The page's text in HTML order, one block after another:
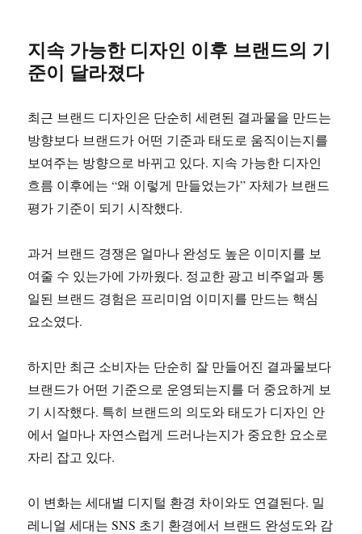
지속 가능한 디자인 이후 브랜드의 기
준이 달라졌다
최근 브랜드 디자인은 단순히 세련된 결과물을 만드는
방향보다 브랜드가 어떤 기준과 태도로 움직이는지를
보여주는 방향으로 바뀌고 있다. 지속 가능한 디자인
흐름 이후에는 “왜 이렇게 만들었는가” 자체가 브랜드
평가 기준이 되기 시작했다.
과거 브랜드 경쟁은 얼마나 완성도 높은 이미지를 보
여줄 수 있는가에 가까웠다. 정교한 광고 비주얼과 통
일된 브랜드 경험은 프리미엄 이미지를 만드는 핵심
요소였다.
하지만 최근 소비자는 단순히 잘 만들어진 결과물보다
브랜드가 어떤 기준으로 운영되는지를 더 중요하게 보
기 시작했다. 특히 브랜드의 의도와 태도가 디자인 안
에서 얼마나 자연스럽게 드러나는지가 중요한 요소로
자리 잡고 있다.
이 변화는 세대별 디지털 환경 차이와도 연결된다. 밀
레니얼 세대는 SNS 초기 환경에서 브랜드 완성도와 감